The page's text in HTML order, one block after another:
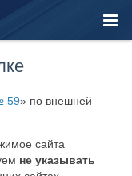
59» по внешней
сайта
не указывать